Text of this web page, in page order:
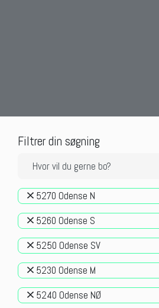
Filtrer din søgning
5270 Odense N
5260 Odense S
5250 Odense SV
5230 Odense M
5240 Odense NØ